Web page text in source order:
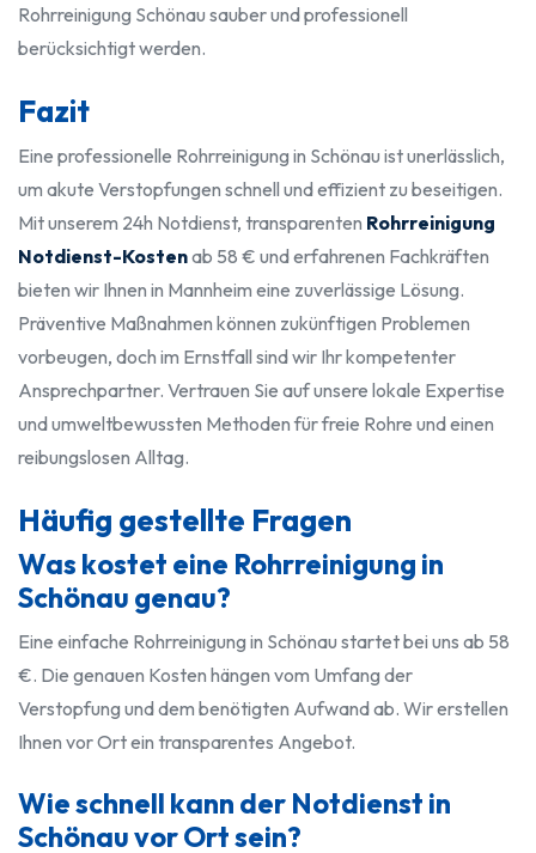
Rohrreinigung Schönau sauber und professionell
berücksichtigt werden.
Fazit
Eine professionelle Rohrreinigung in Schönau ist unerlässlich,
um akute Verstopfungen schnell und effizient zu beseitigen.
Mit unserem 24h Notdienst, transparenten Rohrreinigung
Notdienst-Kostenab 58 € und erfahrenen Fachkräften
bieten wir Ihnen in Mannheim eine zuverlässige Lösung.
Präventive Maßnahmen können zukünftigen Problemen
vorbeugen, doch im Ernstfall sind wir Ihr kompetenter
Ansprechpartner. Vertrauen Sie auf unsere lokale Expertise
und umweltbewussten Methoden für freie Rohre und einen
reibungslosen Alltag.
Häufig gestellte Fragen
Was kostet eine Rohrreinigung in
Schönau genau?
Eine einfache Rohrreinigung in Schönau startet bei uns ab 58
€. Die genauen Kosten hängen vom Umfang der
Verstopfung und dem benötigten Aufwand ab. Wir erstellen
Ihnen vor Ort ein transparentes Angebot.
Wie schnell kann der Notdienst in
Schönau vor Ort sein?